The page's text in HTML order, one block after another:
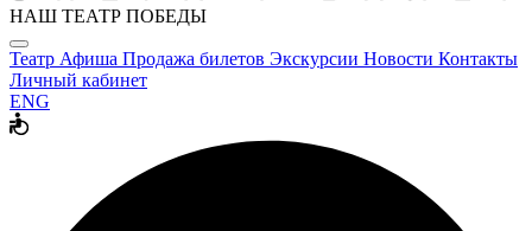
НАШ ТЕАТР ПОБЕДЫ
Театр Афиша Продажа билетов Экскурсии Новости Контакты
Личный кабинет
ENG